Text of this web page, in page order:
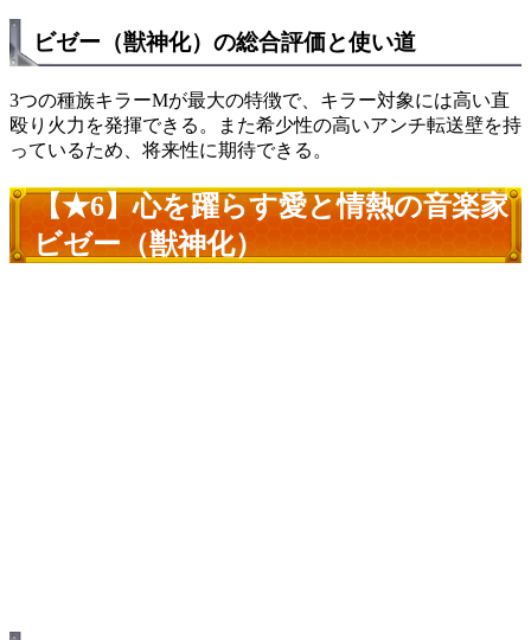
ビゼー（獣神化）の総合評価と使い道
3つの種族キラーMが最大の特徴で、キラー対象には高い直
殴り火力を発揮できる。また希少性の高いアンチ転送壁を持
っているため、将来性に期待できる。
【★6】心を躍らす愛と情熱の音楽家
ビゼー（獣神化）